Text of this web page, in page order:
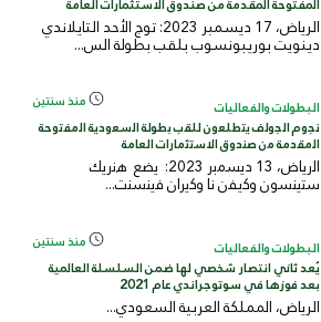
الرياض، 17 ديسمبر 2023: توج الأحد التايلاندي
دينويت بوريبونسوب بلقب بطولة الس...
البطولات والفعاليات منذ سنتين
ﻧﺟوم اﻟﺟوﻟف ﯾﺗطﻠﻌون ﻟﻠﻘب ﺑطوﻟﺔ اﻟﺳﻌودﯾﺔ اﻟﻣﻔﺗوﺣﺔ
اﻟﻣﻘدﻣﺔ ﻣن ﺻﻧدوق اﻻﺳﺗﺛﻣﺎرات اﻟﻌﺎﻣﺔ
اﻟرﯾﺎض، 13 دﯾﺳﻣﺑر 2023: ﯾﺿﻊ ھﻧرﯾك
ﺳﺗﯾﻧﺳون وﻛﯾﻔن ﻧﺎ وﻛﯾران ﻓﯾﻧﺳﻧت...
البطولات والفعاليات منذ سنتين
يُعد ثاني انتصار شخصي لها ضمن السلسلة العالمية
بعد فوزها في سوتوجراندي عام 2021
الرياض، المملكة العربية السعودي...